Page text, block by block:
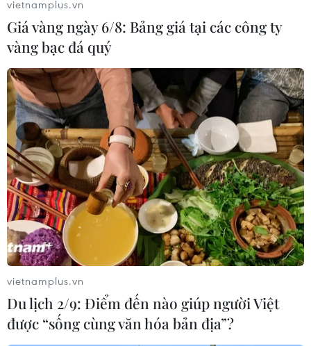
#Xét nghiệm #Cách ly #COVID-19
#khai báo y tế
#mua vắcxin
#giãn cách
#thu mua nông sản
TP. Hà Nội
Hải Dương TP. Hải Phòng
Theo dõi VietnamPlus
vietnamplus.vn
Giá vàng ngày 6/8: Bảng giá tại các công ty
vàng bạc đá quý
vietnamplus.vn
Du lịch 2/9: Điểm đến nào giúp người Việt
được “sống cùng văn hóa bản địa”?